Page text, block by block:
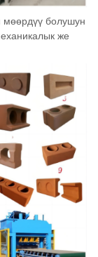
мөөрдүү болушун
же